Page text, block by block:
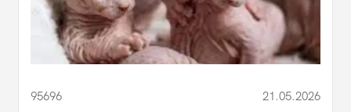
95696 21.05.2026